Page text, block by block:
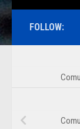
FOLLOW: